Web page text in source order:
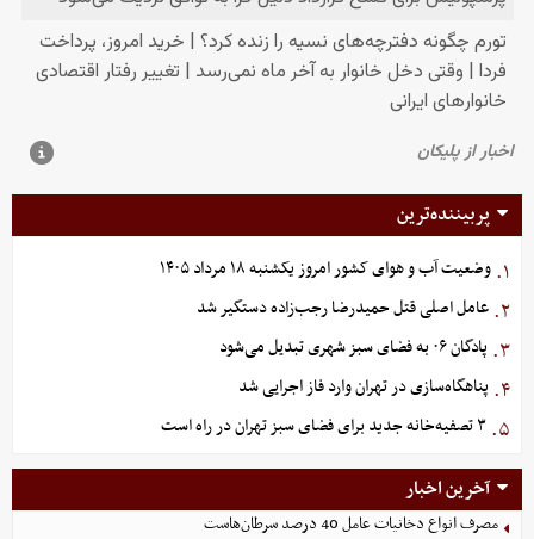
پربیننده‌ترین
۱. وضعیت آب و هوای کشور امروز یکشنبه ۱۸ مرداد ۱۴۰۵
۲. عامل اصلی قتل حمیدرضا رجب‌زاده دستگیر شد
۳. پادگان ۰۶ به فضای سبز شهری تبدیل می‌شود
۴. پناهگاه‌سازی در تهران وارد فاز اجرایی شد
۵. ۳ تصفیه‌خانه جدید برای فضای سبز تهران در راه است
آخرین اخبار
مصرف انواع دخانیات عامل 40 درصد سرطان‌هاست